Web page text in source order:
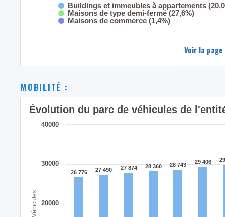
Buildings et immeubles à appartements
Maisons de type demi-fermé (27,6%)
Maisons de commerce (1,4%)
Voir la
MOBILITÉ :
Véhicules
Évolution du parc de véhicules de
20000
30000
40000
26 776
26 776 27 490
27 490 27 874
27 874 28 360
28 360 28 743
28 743 29 406
29 406